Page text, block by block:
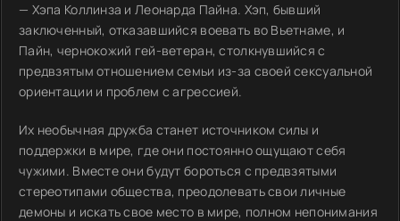
— Хэпа Коллинза и Леонарда Пайна. Хэп, бывший
заключенный, отказавшийся воевать во Вьетнаме, и
Пайн, чернокожий гей-ветеран, столкнувшийся с
предвзятым отношением семьи из-за своей сексуальной
ориентации и проблем с агрессией.
Их необычная дружба станет источником силы и
поддержки в мире, где они постоянно ощущают себя
чужими. Вместе они будут бороться с предвзятыми
стереотипами общества, преодолевать свои личные
демоны и искать свое место в мире, полном непонимания